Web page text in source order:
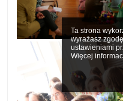
Ta strona
wyrażasz
ustawieniami
Więcej